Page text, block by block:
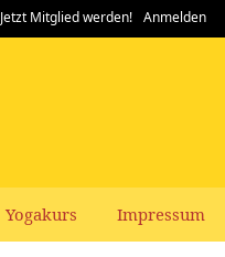
Jetzt Mitglied werden! Anmelden
Yogakurs Impressum